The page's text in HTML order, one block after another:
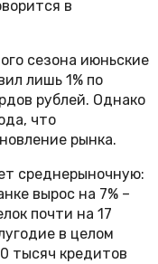
в
сезона июньские
лишь 1% по
рублей. Однако
что
рынка.
среднерыночную:
вырос на 7% –
почти на 17
в целом
тысяч кредитов